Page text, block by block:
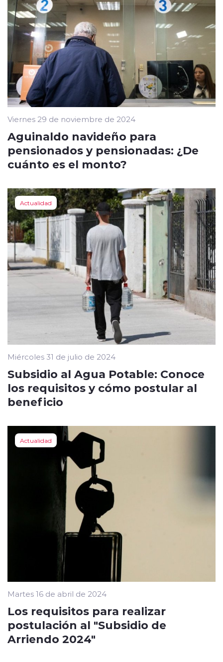
Viernes 29 de noviembre de 2024
Aguinaldo navideño para
pensionados y pensionadas: ¿De
cuánto es el monto?
Actualidad
Miércoles 31 de julio de 2024
Subsidio al Agua Potable: Conoce
los requisitos y cómo postular al
beneficio
Actualidad
Martes 16 de abril de 2024
Los requisitos para realizar
postulación al "Subsidio de
Arriendo 2024"